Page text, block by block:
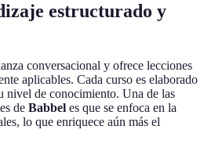
estructurado y
conversacional y ofrece lecciones
aplicables. Cada curso es elaborado
nivel de conocimiento. Una de las
de Babbel es que se enfoca en la
lo que enriquece aún más el